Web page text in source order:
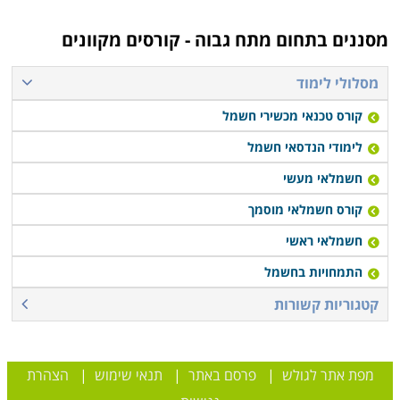
החשמל הלימודים מפוקחים על ידי משרד התמ"ת, אשר גם
מסננים בתחום מתח גבוה - קורסים מקוונים
מסלולי לימוד
קורס טכנאי מכשירי חשמל
לימודי הנדסאי חשמל
חשמלאי מעשי
קורס חשמלאי מוסמך
חשמלאי ראשי
התמחויות בחשמל
קטגוריות קשורות
מפת אתר לגולש |פרסם באתר | תנאי שימוש | הצהרת